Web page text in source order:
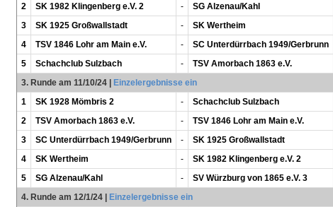
2
SK 1982 Klingenberg e.V. 2 - SG Alzenau/Kahl
3
SK 1925 Großwallstadt - SK Wertheim
4
TSV 1846 Lohr am Main e.V. - SC Unterdürrbach 1949/Gerbrunn
5
Schachclub Sulzbach - TSV Amorbach 1863 e.V.
3. Runde am 11/10/24| Einzelergebnisse ein
1
SK 1928 Mömbris 2 - Schachclub Sulzbach
2
TSV Amorbach 1863 e.V. - TSV 1846 Lohr am Main e.V.
3
SC Unterdürrbach 1949/Gerbrunn - SK 1925 Großwallstadt
4
SK Wertheim - SK 1982 Klingenberg e.V. 2
5
SG Alzenau/Kahl - SV Würzburg von 1865 e.V. 3
4. Runde am 12/1/24| Einzelergebnisse ein